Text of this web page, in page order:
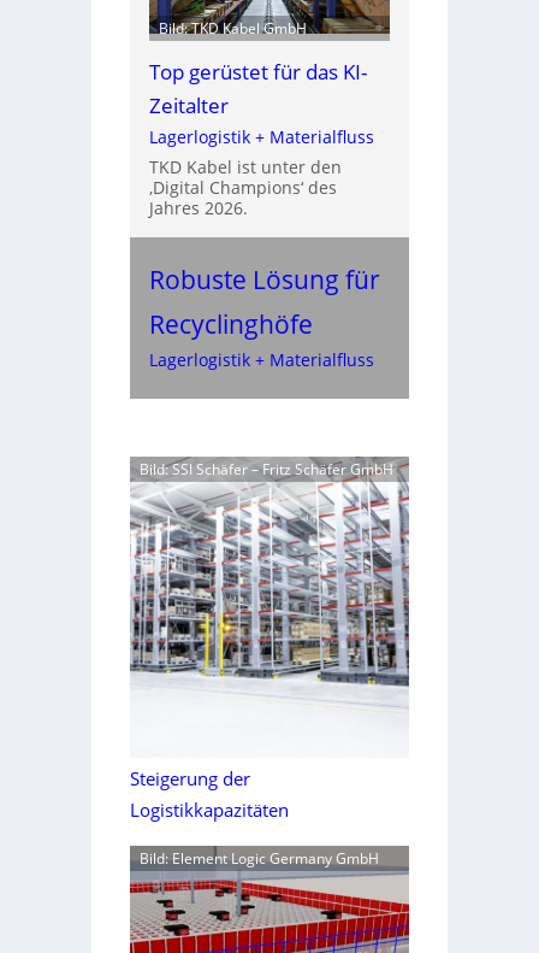
Bild: TKD Kabel GmbH
Top gerüstet für das KI-
Zeitalter
Lagerlogistik + Materialfluss
TKD Kabel ist unter den
‚Digital Champions‘ des
Jahres 2026.
Robuste Lösung für
Recyclinghöfe
Lagerlogistik + Materialfluss
Bild: SSI Schäfer – Fritz Schäfer GmbH
Steigerung der
Logistikkapazitäten
Bild: Element Logic Germany GmbH